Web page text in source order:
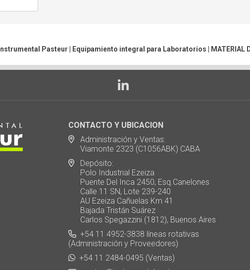
Instrumental Pasteur | Equipamiento integral para Laboratorios | MATERIAL
CONTACTO Y UBICACION
Administración y Ventas:
Viamonte 2323 (C1056ABK) CABA
Depósito:
Polo Industrial Ezeiza
Puente Del Inca 2450, Esq.Canelones
Calle 11 SN, Lote 239-240
AU Ezeiza Cañuelas Km 41
Bajada Tristán Suárez
Carlos Spegazzini (1812), Buenos Aires
+54 11 4952-3838 líneas rotativas
(Administración y Proveedores)
+54 11 2484-0495 (Ventas)